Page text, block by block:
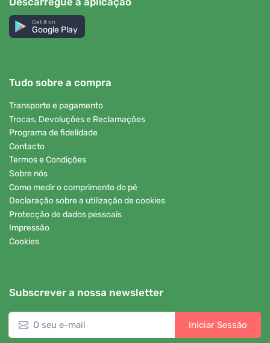
Get it on
Google Play
Tudo sobre a compra
Transporte e pagamento
Trocas, Devoluções e Reclamações
Programa de fidelidade
Contacto
Termos e Condições
Sobre nós
Como medir o comprimento do pé
Declaração sobre a utilização de cookies
Protecção de dados pessoais
Impressão
Cookies
Subscrever a nossa newsletter
Iniciar Sessão